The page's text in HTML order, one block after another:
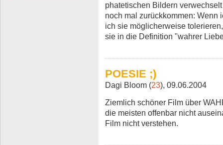
phatetischen Bildern
noch mal zurückkommen: Wenn
ich sie möglicherweise
sie in die Definition "wahrer
POESIE ;)
Dagi Bloom (23), 09.06.2004
Ziemlich schöner Film über
die meisten offenbar nicht
Film nicht verstehen.